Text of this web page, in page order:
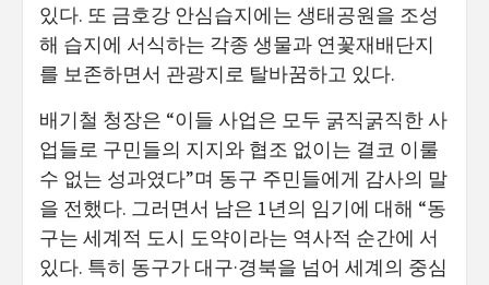
있다. 또 금호강 안심습지에는 생태공원을 조성
해 습지에 서식하는 각종 생물과 연꽃재배단지
를 보존하면서 관광지로 탈바꿈하고 있다.
배기철 청장은 “이들 사업은 모두 굵직굵직한 사
업들로 구민들의 지지와 협조 없이는 결코 이룰
수 없는 성과였다”며 동구 주민들에게 감사의 말
을 전했다. 그러면서 남은 1년의 임기에 대해 “동
구는 세계적 도시 도약이라는 역사적 순간에 서
있다. 특히 동구가 대구·경북을 넘어 세계의 중심